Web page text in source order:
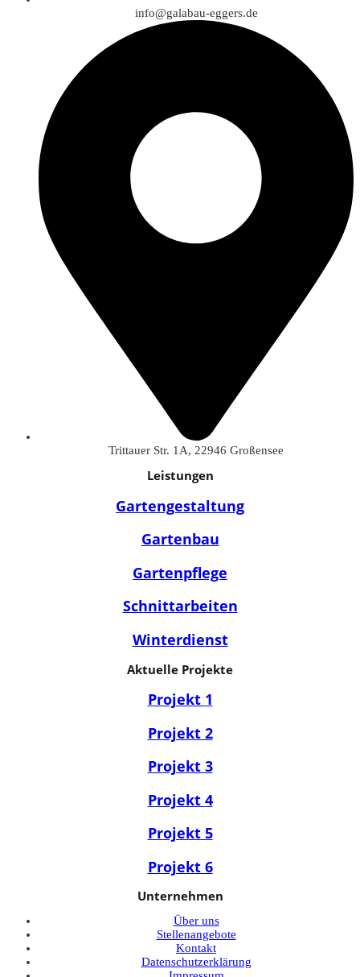
info@galabau-eggers.de
Trittauer Str. 1A, 22946 Großensee
Leistungen
Gartengestaltung
Gartenbau
Gartenpflege
Schnittarbeiten
Winterdienst
Aktuelle Projekte
Projekt 1
Projekt 2
Projekt 3
Projekt 4
Projekt 5
Projekt 6
Unternehmen
Über uns
Stellenangebote
Kontakt
Datenschutzerklärung